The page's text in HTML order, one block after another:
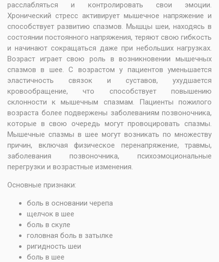
расслабляться и контролировать свои эмоции.
Хронический стресс активирует мышечное напряжение и
способствует развитию спазмов. Мышцы шеи, находясь в
состоянии постоянного напряжения, теряют свою гибкость
и начинают сокращаться даже при небольших нагрузках.
Возраст играет свою роль в возникновении мышечных
спазмов в шее. С возрастом у пациентов уменьшается
эластичность связок и суставов, ухудшается
кровообращение, что способствует повышению
склонности к мышечным спазмам. Пациенты пожилого
возраста более подвержены заболеваниям позвоночника,
которые в свою очередь могут провоцировать спазмы.
Мышечные спазмы в шее могут возникать по множеству
причин, включая физическое перенапряжение, травмы,
заболевания позвоночника, психоэмоциональные
перегрузки и возрастные изменения.
Основные признаки:
боль в основании черепа
щелчок в шее
боль в скуле
головная боль в затылке
ригидность шеи
боль в шее